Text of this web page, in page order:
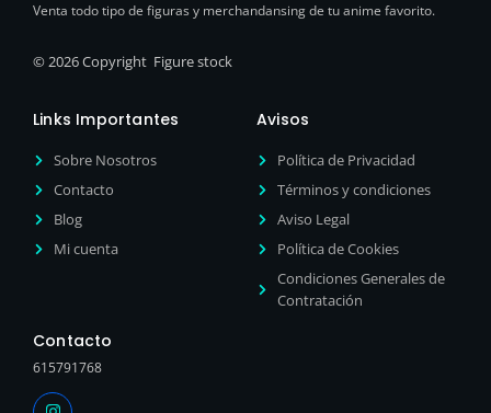
Venta todo tipo de figuras y merchandansing de tu anime favorito.
© 2026 Copyright Figure stock
Links Importantes
Sobre Nosotros
Contacto
Blog
Mi cuenta
Avisos
Política de Privacidad
Términos y condiciones
Aviso Legal
Política de Cookies
Condiciones Generales de
Contratación
Contacto
615791768